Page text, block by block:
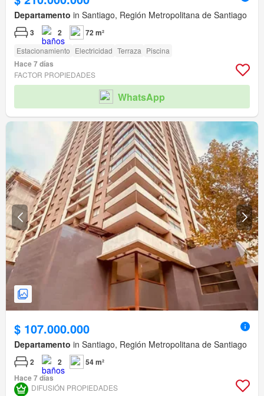
Departamento in Santiago, Región Metropolitana de Santiago
3 2 72 m²
Estacionamiento Electricidad Terraza Piscina
Hace 7 días
FACTOR PROPIEDADES
WhatsApp
$ 107.000.000
Departamento in Santiago, Región Metropolitana de Santiago
2 2
54 m²
Hace 7 días
DIFUSIÓN PROPIEDADES